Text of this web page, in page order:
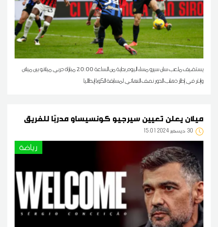
يستضيف ملعب سان سيرو مساء اليوم بداية من الساعة 20:00 مباراة دربي ميلانو بين ميلان
وإنتر في إطار ذهاب الدور نصف النهائي لمسابقة الكوبا إيطاليا
ميلان يعلن تعيين سيرجيو كونسيساو مدربًا للفريق
30 15:01 2024 ديسمبر
رياضة